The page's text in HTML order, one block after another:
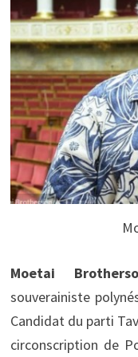
Moetai
souverainiste
Candidat du parti
circonscription de